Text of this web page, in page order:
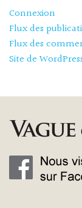
Connexion
Flux des
Flux des
Site de